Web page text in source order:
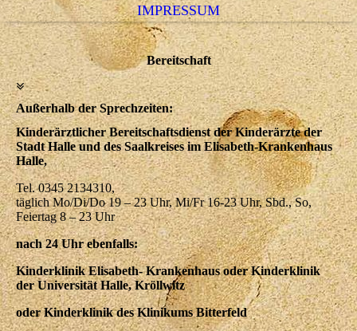
IMPRESSUM
Bereitschaft
Außerhalb der Sprechzeiten:
Kinderärztlicher Bereitschaftsdienst der Kinderärzte der
Stadt Halle und des Saalkreises im Elisabeth-Krankenhaus
Halle,
Tel. 0345 2134310,
täglich Mo/Di/Do 19 – 23 Uhr, Mi/Fr 16-23 Uhr, Sbd., So,
Feiertag 8 – 23 Uhr
nach 24 Uhr ebenfalls:
Kinderklinik Elisabeth- Krankenhaus oder Kinderklinik
der Universität Halle, Kröllwitz
oder Kinderklinik des Klinikums Bitterfeld